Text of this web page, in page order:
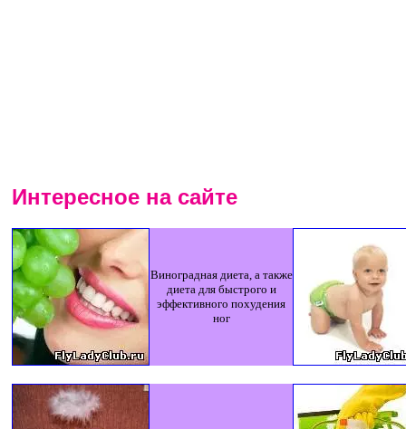
Интересное на сайте
Виноградная диета, а также
диета для быстрого и
эффективного похудения
ног